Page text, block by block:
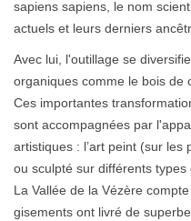
sapiens sapiens, le nom
actuels et leurs derniers
Avec lui, l'outillage se
organiques comme le bois de
Ces importantes
sont accompagnées par
artistiques : l’art peint (sur
ou sculpté sur différents types
La Vallée de la Vézère
gisements ont livré de